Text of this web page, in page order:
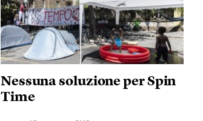
Nessuna soluzione per Spin
Time